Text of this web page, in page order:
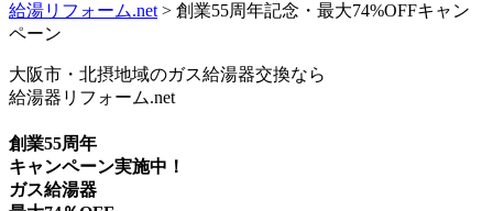
給湯リフォーム.net > 創業55周年記念・最大74%OFFキャン
ペーン
大阪市・北摂地域のガス給湯器交換なら
給湯器リフォーム.net
創業55周年
キャンペーン実施中！
ガス給湯器